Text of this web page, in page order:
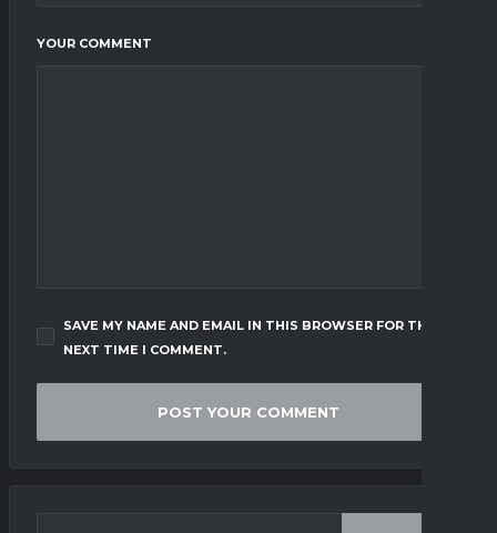
YOUR COMMENT
SAVE MY NAME AND EMAIL IN THIS BROWSER FOR THE
NEXT TIME I COMMENT.